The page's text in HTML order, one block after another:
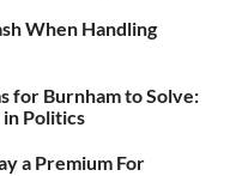
When Handling
for Burnham to Solve:
Politics
a Premium For